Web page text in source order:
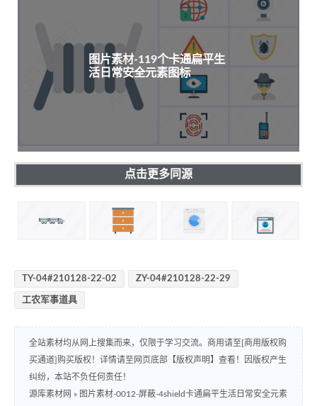
图片素材-119个卡通扁平生
活日常安全元素图标
点击更多同源
TY-04#210128-22-02 ZY-04#210128-22-29
工农军事道具
全站素材均从网上搜集而来，仅限于学习交流。商用请至[商用版权购
买通道]购买版权！详情请至网页底部【版权声明】查看！因版权产生
纠纷，本站不负任何责任！
源库素材网 » 图片素材-0012-屏蔽-4shield卡通扁平生活日常安全元素